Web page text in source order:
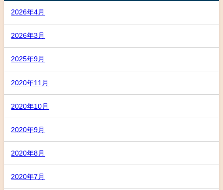
2026年4月
2026年3月
2025年9月
2020年11月
2020年10月
2020年9月
2020年8月
2020年7月